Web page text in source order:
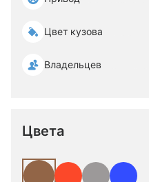
Цвет кузова
Владельцев
Цвета